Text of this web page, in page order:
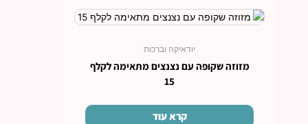
יודאיקה וברכות
מזוזה שקופה עם נצנצים מתאימה לקלף
15
קרא עוד